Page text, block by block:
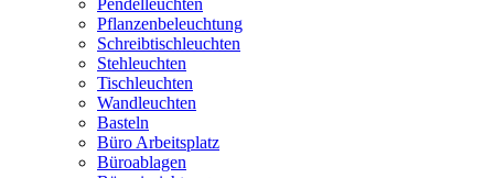
Pendelleuchten
Pflanzenbeleuchtung
Schreibtischleuchten
Stehleuchten
Tischleuchten
Wandleuchten
Basteln
Büro Arbeitsplatz
Büroablagen